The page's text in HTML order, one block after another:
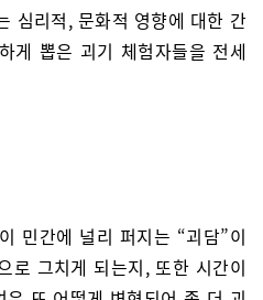
심리적, 문화적 영향에 대한 간
게 뽑은 괴기 체험자들을 전세
민간에 널리 퍼지는 “괴담”이
로 그치게 되는지, 또한 시간이